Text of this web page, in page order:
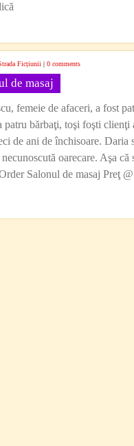
Ficțiunii | 0 comments
de masaj
femeie de afaceri, a fost
patru bărbaţi, toşi foşti clienţi
de ani de închisoare. Daria
oarecare. Aşa că
Salonul de masaj Preţ